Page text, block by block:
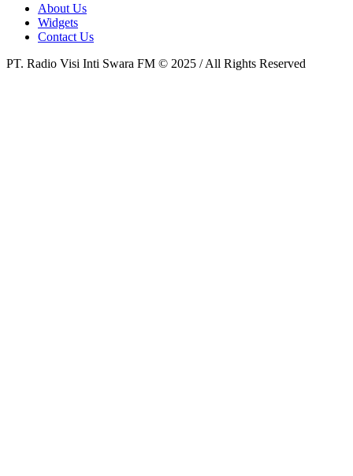
About Us
Widgets
Contact Us
PT. Radio Visi Inti Swara FM © 2025 / All Rights Reserved